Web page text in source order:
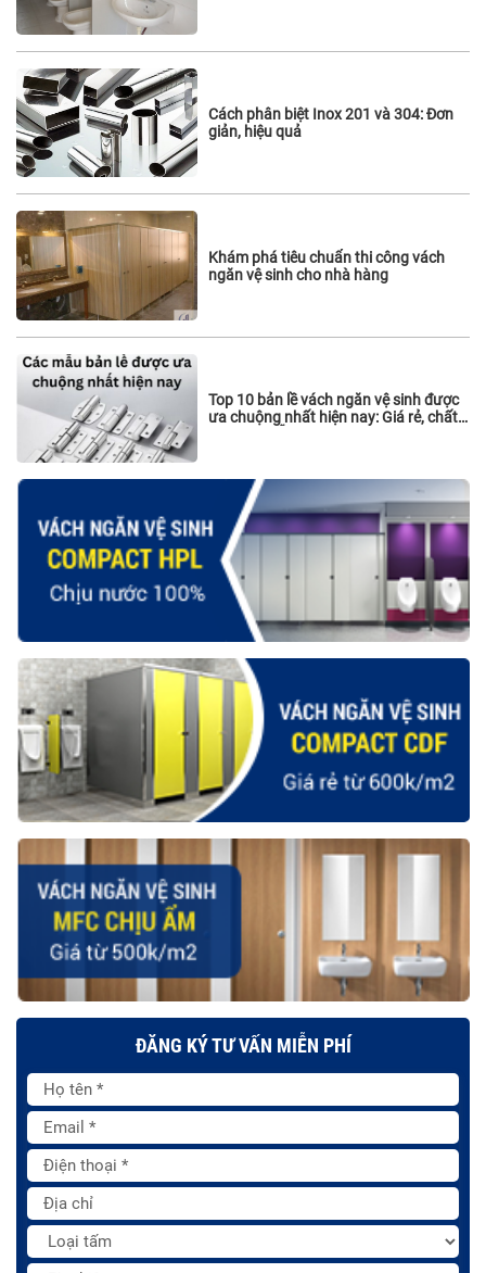
Cách phân biệt Inox 201 và 304: Đơn
giản, hiệu quả
Khám phá tiêu chuẩn thi công vách
ngăn vệ sinh cho nhà hàng
Top 10 bản lề vách ngăn vệ sinh được
ưa chuộng nhất hiện nay: Giá rẻ, chất
ĐĂNG KÝ TƯ VẤN MIỄN PHÍ